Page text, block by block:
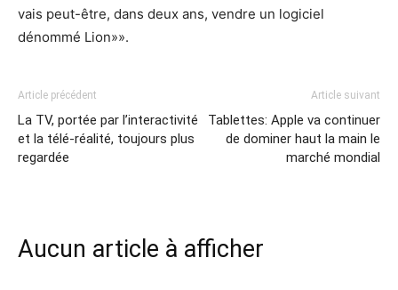
vais peut-être, dans deux ans, vendre un logiciel
dénommé Lion»».
Article précédent
La TV, portée par l’interactivité
et la télé-réalité, toujours plus
regardée
Article suivant
Tablettes: Apple va continuer
de dominer haut la main le
marché mondial
Aucun article à afficher